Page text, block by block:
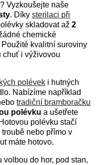
Vyzkoušejte naše
. Díkysterilaci při
skladovat až2
chemické
kvalitní suroviny
chuť i výživovou
polévek i hutných
Nabízíme například
tradiční bramboračku
polévku a ušetřete
polévku stačí
nebo přímo v
máte hotovo.
volbou do hor, pod stan,